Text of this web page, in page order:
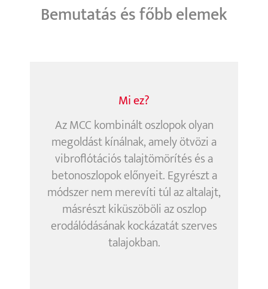
Bemutatás és főbb elemek
Mi ez?
Az MCC kombinált oszlopok olyan
megoldást kínálnak, amely ötvözi a
vibroflótációs talajtömörítés és a
betonoszlopok előnyeit. Egyrészt a
módszer nem merevíti túl az altalajt,
másrészt kiküszöböli az oszlop
erodálódásának kockázatát szerves
talajokban.